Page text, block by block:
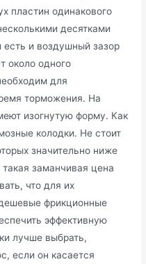
пластин одинакового
десятками
и воздушный зазор
около одного
для
торможения. На
изогнутую форму. Как
колодки. Не стоит
значительно ниже
заманчивая цена
что для их
фрикционные
эффективную
лучше выбрать,
если он касается